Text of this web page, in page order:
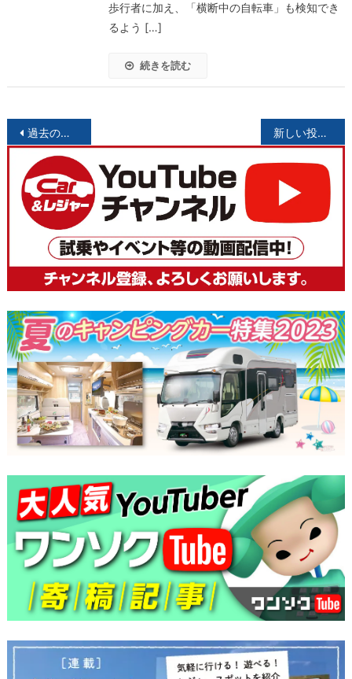
歩行者に加え、「横断中の自転車」も検知でき
るよう […]
続きを読む
投
稿
ナ
ビ
ー
シ
ョ
ン
過去の投稿 新しい投稿